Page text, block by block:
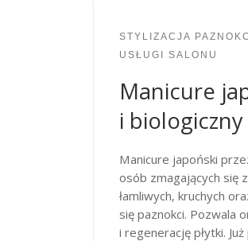
STYLIZACJA
USŁUGI SALONU
Manicure
i biologiczny
Manicure japoński
osób zmagających się
łamliwych, kruchych
się paznokci. Pozwala
i regenerację płytki.